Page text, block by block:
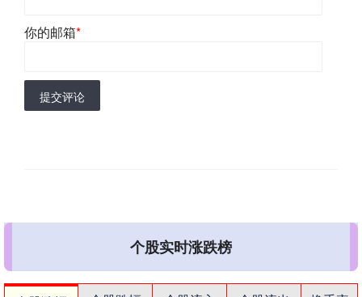
你的邮箱*
提交评论
个股实时涨跌榜